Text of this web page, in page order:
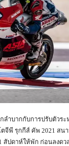
ำบากกับการปรับตัวระ
ตจีพี รุกกีส์ คัพ 2021 ส
สัปดาห์ให้พัก ก่อนลงด